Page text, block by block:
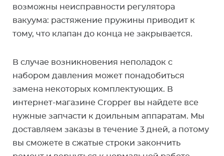
возможны неисправности регулятора
вакуума: растяжение пружины приводит к
тому, что клапан до конца не закрывается.
В случае возникновения неполадок с
набором давления может понадобиться
замена некоторых комплектующих. В
интернет-магазине Cropper вы найдете все
нужные запчасти к доильным аппаратам. Мы
доставляем заказы в течение 3 дней, а потому
вы сможете в сжатые строки закончить